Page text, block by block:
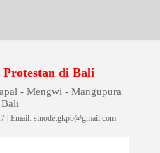
di Bali
- Mengwi - Mangupura
|Email: sinode.gkpb@gmail.com